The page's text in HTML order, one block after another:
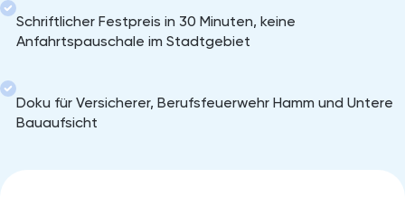
Schriftlicher Festpreis in 30 Minuten, keine
Anfahrtspauschale im Stadtgebiet
Doku für Versicherer, Berufsfeuerwehr Hamm und Untere
Bauaufsicht